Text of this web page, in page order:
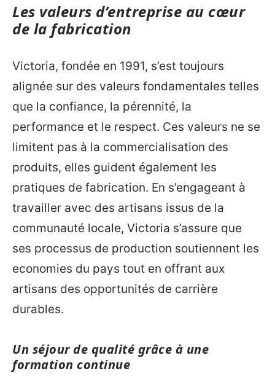
Les valeurs d’entreprise au cœur
de la fabrication
Victoria, fondée en 1991, s’est toujours
alignée sur des valeurs fondamentales telles
que la confiance, la pérennité, la
performance et le respect. Ces valeurs ne se
limitent pas à la commercialisation des
produits, elles guident également les
pratiques de fabrication. En s’engageant à
travailler avec des artisans issus de la
communauté locale, Victoria s’assure que
ses processus de production soutiennent les
economies du pays tout en offrant aux
artisans des opportunités de carrière
durables.
Un séjour de qualité grâce à une
formation continue